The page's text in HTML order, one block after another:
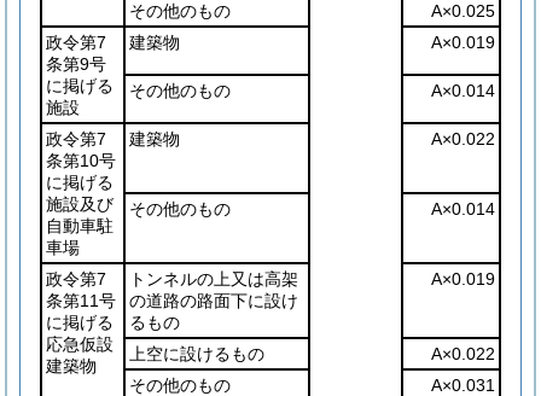
その他のもの
A×0.025
政令第7
条第9号
に掲げる
施設
建築物 A×0.019
その他のもの A×0.014
政令第7
条第10号
に掲げる
施設及び
自動車駐
車場
建築物 A×0.022
その他のもの A×0.014
政令第7
条第11号
に掲げる
応急仮設
建築物
トンネルの上又は高架
の道路の路面下に設け
るもの
A×0.019
上空に設けるもの
A×0.022
その他のもの
A×0.031